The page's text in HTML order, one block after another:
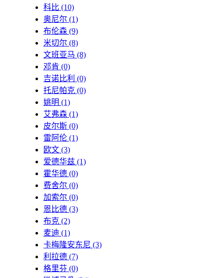
科比 (10)
奥尼尔 (1)
布伦森 (9)
米切尔 (8)
文班亚马 (8)
邓肯 (0)
吉诺比利 (0)
托尼帕克 (0)
姚明 (1)
艾弗森 (1)
皮尔斯 (0)
雷阿伦 (1)
欧文 (3)
爱德华兹 (1)
霍华德 (0)
费舍尔 (0)
加索尔 (0)
恩比德 (3)
布克 (2)
麦迪 (1)
卡梅隆安东尼 (3)
利拉德 (7)
格里芬 (0)